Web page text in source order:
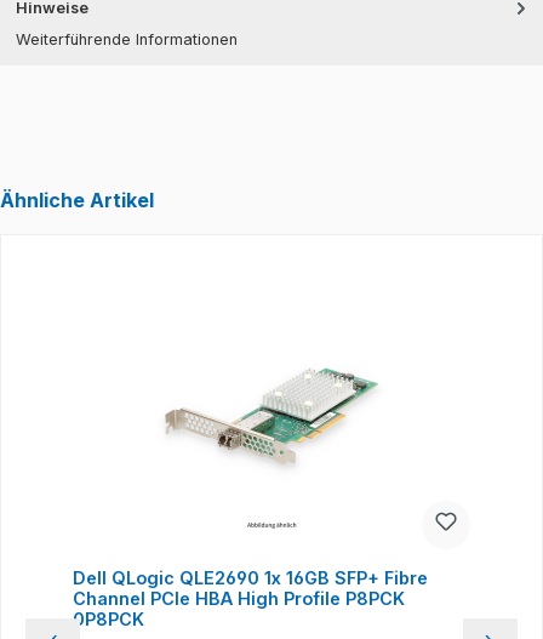
Hinweise
Weiterführende Informationen
Ähnliche Artikel
Dell QLogic QLE2690 1x 16GB SFP+ Fibre
Channel PCIe HBA High Profile P8PCK
0P8PCK